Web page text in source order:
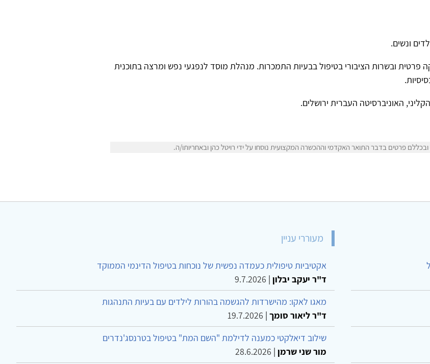
ונשים.
פרטית ובשרות הציבורי בטיפול בבעיות התמכרות. מנהלת מוסד לנפגעי נפש ומרצה בתוכנית
האוניברסיטה העברית ירושלים.
פרטים בדבר התואר האקדמי וההכשרה המקצועית נוסחו על ידי רויטל כהן ובאחריותו/ה.
מעוררי עניין
אקטיביות טיפולית כעמדה נפשית של נוכחות בטיפול הדינמי הממוקד
ד"ר יעקב יבלון |
9.7.2026
מאגו לאקו: מהישרדות להגשמה בהורות לילדים עם בעיות התנהגות
ד"ר ליאור סומך |
19.7.2026
שילוב דיאלקטי כמענה לדילמת "השם המת" בטיפול בטרנסג'נדרים
מור שני שרמן |
28.6.2026